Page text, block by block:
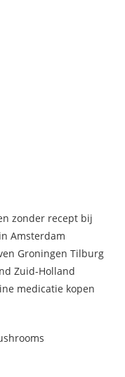
zonder recept bij
Amsterdam
Groningen Tilburg
Zuid-Holland
medicatie kopen